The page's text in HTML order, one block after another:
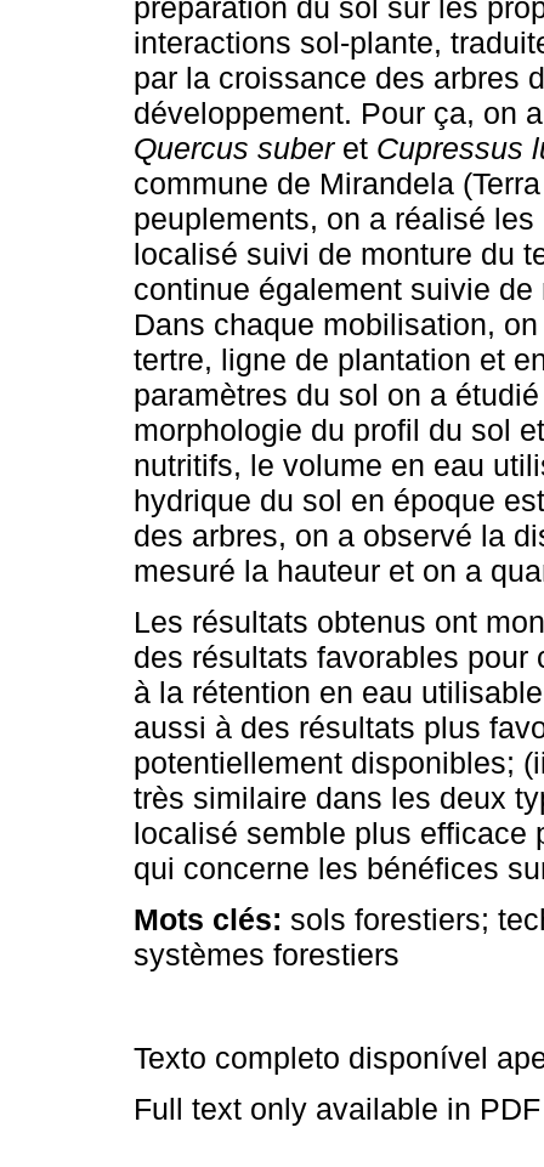
préparation du sol sur les
interactions sol-plante,
par la croissance des arbres
développement. Pour ça, on
Quercus suberet Cupressus
commune de Mirandela
peuplements, on a réalisé
localisé suivi de monture du
continue également suivie
Dans chaque mobilisation,
tertre, ligne de plantation et
paramètres du sol on a
morphologie du profil du sol
nutritifs, le volume en eau
hydrique du sol en époque
des arbres, on a observé la
mesuré la hauteur et on a
Les résultats obtenus ont
des résultats favorables
à la rétention en eau
aussi à des résultats plus
potentiellement disponibles;
très similaire dans les deux
localisé semble plus efficace
qui concerne les bénéfices
Mots clés: sols forestiers;
systèmes forestiers
Texto completo disponível
Full text only available in